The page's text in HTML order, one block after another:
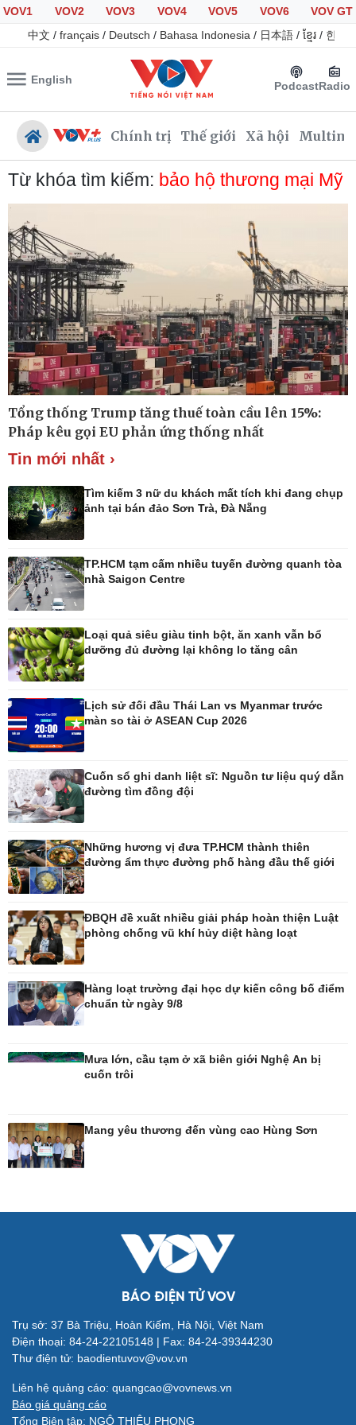
VOV1 VOV2 VOV3 VOV4 VOV5 VOV6
VOV GT
中文 / français / Deutsch / Bahasa Indonesia / 日本語 / ខ្មែរ / 한국
English PodcastRadio
Chính trị Thế giới Xã hội
Chính trị
Đảng
Tổ chức nhân sự
Quốc hội
Nhận diện sự thật
Giáo dục
Dự báo thời tiết
Dấu ấn VOV
Việc làm
Biển đảo
Thế giới
Quan sát
Cuộc sống đó đây
Multimedia
Ảnh
Infographic
Kinh tế
Bất động sản
Khởi nghiệp
Tỷ giá
Chứng khoán
Pháp luật
Vụ án
Tin nóng
Tư vấn luật
Bóng đá quốc tế
eSports
Hậu trường
Ô tô - Xe máy
Xe máy
Tư vấn
Doanh nghiệp 24h
Sành điệu
Tin Công nghệ
Trải nghiệm
Dinh dưỡng - món ngon
Làm đẹp - giảm cân
Ăn sạch sống khỏe
Đời sống
Nhà đẹp
Blog
Văn hóa
Âm nhạc
Từ khóa tìm kiếm: bảo hộ thương mại Mỹ
Tổng thống Trump tăng thuế toàn cầu lên 15%:
Pháp kêu gọi EU phản ứng thống nhất
Tin mới nhất ›
Tìm kiếm 3 nữ du khách mất tích khi đang chụp
ảnh tại bán đảo Sơn Trà, Đà Nẵng
TP.HCM tạm cấm nhiều tuyến đường quanh tòa
nhà Saigon Centre
Loại quả siêu giàu tinh bột, ăn xanh vẫn bổ
dưỡng đủ đường lại không lo tăng cân
Lịch sử đối đầu Thái Lan vs Myanmar trước
màn so tài ở ASEAN Cup 2026
Cuốn sổ ghi danh liệt sĩ: Nguồn tư liệu quý dẫn
đường tìm đồng đội
Những hương vị đưa TP.HCM thành thiên
đường ẩm thực đường phố hàng đầu thế giới
ĐBQH đề xuất nhiều giải pháp hoàn thiện Luật
phòng chống vũ khí hủy diệt hàng loạt
Hàng loạt trường đại học dự kiến công bố điểm
chuẩn từ ngày 9/8
Mưa lớn, cầu tạm ở xã biên giới Nghệ An bị
cuốn trôi
Mang yêu thương đến vùng cao Hùng Sơn
BÁO ĐIỆN TỬ VOV
Trụ sở: 37 Bà Triệu, Hoàn Kiếm, Hà Nội, Việt Nam
Điện thoại: 84-24-22105148 | Fax: 84-24-39344230
Thư điện tử: baodientuvov@vov.vn
Liên hệ quảng cáo: quangcao@vovnews.vn
Báo giá quảng cáo
Tổng Biên tập: NGÔ THIỆU PHONG